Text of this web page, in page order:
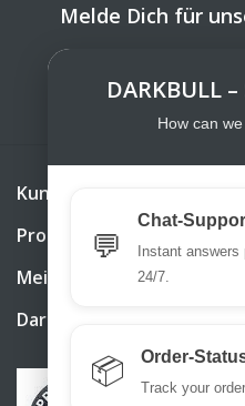
Melde Dich für
Kundendienst
Produkte
Mein Konto
DarkBull TrendStore
DARKBULL
How can
💬
Chat-
Instant
24/7.
📦 Order-
Track your